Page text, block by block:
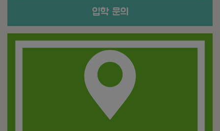
입학 문의